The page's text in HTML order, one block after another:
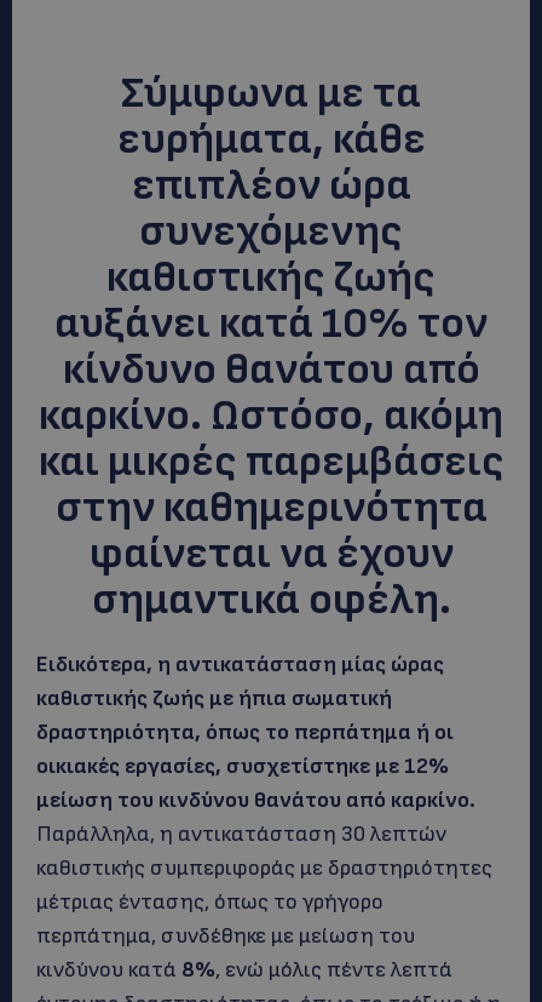
Σύμφωνα με τα
ευρήματα, κάθε
επιπλέον ώρα
συνεχόμενης
καθιστικής ζωής
αυξάνει κατά 10% τον
κίνδυνο θανάτου από
καρκίνο. Ωστόσο, ακόμη
και μικρές παρεμβάσεις
στην καθημερινότητα
φαίνεται να έχουν
σημαντικά οφέλη.
Ειδικότερα, η αντικατάσταση μίας ώρας
καθιστικής ζωής με ήπια σωματική
δραστηριότητα, όπως το περπάτημα ή οι
οικιακές εργασίες, συσχετίστηκε με 12%
μείωση του κινδύνου θανάτου από καρκίνο.
Παράλληλα, η αντικατάσταση 30 λεπτών
καθιστικής συμπεριφοράς με δραστηριότητες
μέτριας έντασης, όπως το γρήγορο
περπάτημα, συνδέθηκε με μείωση του
κινδύνου κατά 8%, ενώ μόλις πέντε λεπτά